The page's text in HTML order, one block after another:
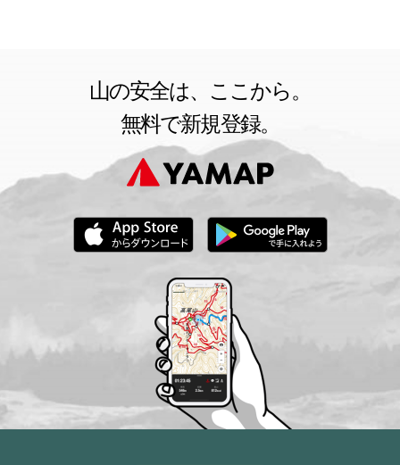
山の安全は、ここから。
無料で新規登録。